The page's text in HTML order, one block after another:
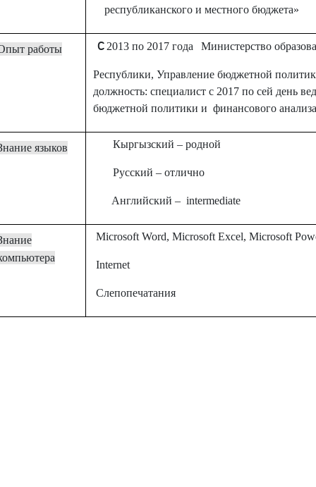
республиканского и местного бюджета»
работы C 2013 по 2017 года Министерство
Республики, Управление бюджетной
должность: специалист с 2017 по сей день
бюджетной политики и финансового
языков Кыргызский – родной
Русский – отлично
Английский – intermediate
a
Microsoft Word, Microsoft Excel, Microsoft
Internet
Слепопечатания